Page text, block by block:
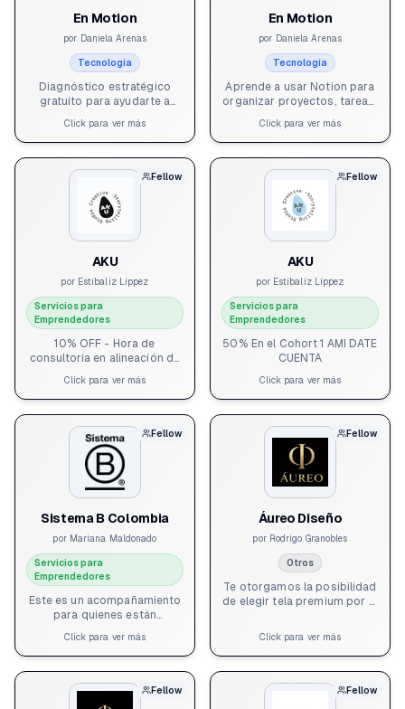
En Motion
por Daniela Arenas
Tecnología
Diagnóstico estratégico
gratuito para ayudarte a
organización,
automatización y claridad
operativa en tu negocio
usando Notion. Fellows de
Ignia también acceden a
beneficios especiales en
implementación, clases y
acompañamiento
Motion.
Click para ver más
En Motion
por Daniela Arenas
Tecnología
Aprende a usar Notion para
organizar proyectos, tareas,
tu negocio en un solo lugar.
Fellows de Ignia obtienen
una sesión inicial gratuita y
beneficios especiales en
clases y acompañamiento
personalizado con En
Motion.
Click para ver más
Fellow
AKU
por Estíbaliz Líppez
Servicios para
Emprendedores
10% OFF - Hora de
consultoría en alineación de
Growth
Click para ver más
Fellow
AKU
por Estíbaliz Líppez
Servicios para
Emprendedores
50% En el Cohort 1 AMI DATE
CUENTA
Click para ver más
Fellow
Sistema B Colombia
por Mariana Maldonado
Servicios para
Emprendedores
Este es un acompañamiento
para quienes están
profundidad cómo llevar su
negocio a otro nivel ante
inversionistas, clientes
proveedores y otros
stakeholders, bajo una
Click para ver más
Fellow
Áureo Diseño
por Rodrigo Granobles
Otros
Te otorgamos la posibilidad
de elegir tela premium por el
proyecto que tenga que ver
con productos con
tapicería. Aplica desde 5
metros lineales de tela hasta
30 metros lineales.
Click para ver más
Fellow Fellow